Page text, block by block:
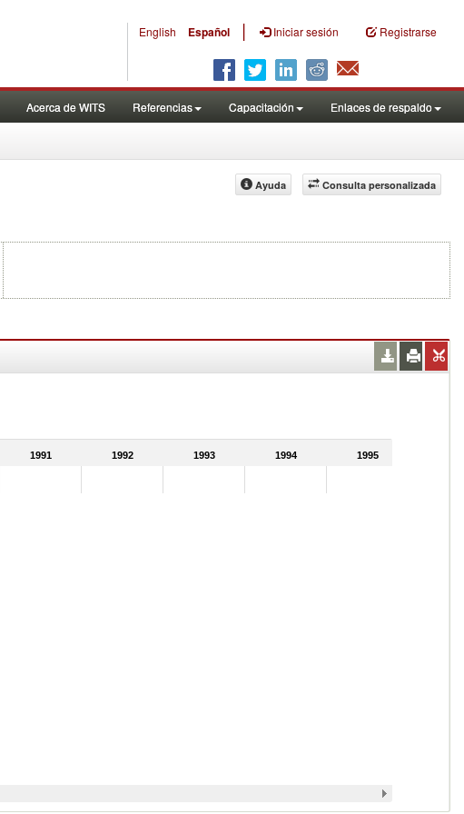
English Español | Iniciar sesión Registrarse
Acerca de WITS Referencias Capacitación Enlaces de respaldo
Consulta personalizada
Ayuda
1991 1992 1993 1994 1995